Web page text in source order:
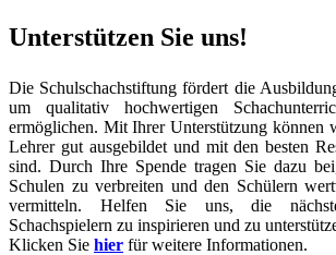
Unterstützen Sie uns!
Die Schulschachstiftung fördert die
um qualitativ hochwertigen
ermöglichen. Mit Ihrer Unterstützung können
Lehrer gut ausgebildet und mit den besten
sind. Durch Ihre Spende tragen Sie dazu
Schulen zu verbreiten und den Schülern
vermitteln. Helfen Sie uns, die
Schachspielern zu inspirieren und zu
Klicken Sie hier für weitere Informationen.